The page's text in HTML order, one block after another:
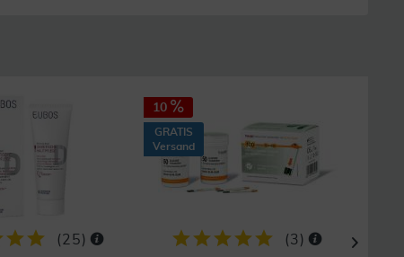
(25)
10
GRATIS
Versand
(3)